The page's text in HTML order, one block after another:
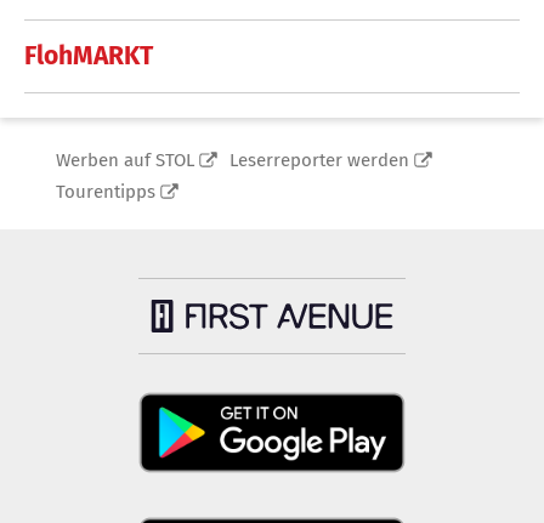
FlohMARKT
Werben auf STOL
Leserreporter werden
Tourentipps